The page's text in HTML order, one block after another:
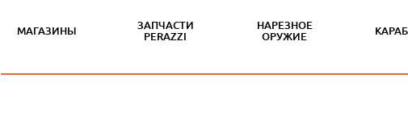
МАГАЗИНЫ
ЗАПЧАСТИ
PERAZZI
НАРЕЗНОЕ
ОРУЖИЕ